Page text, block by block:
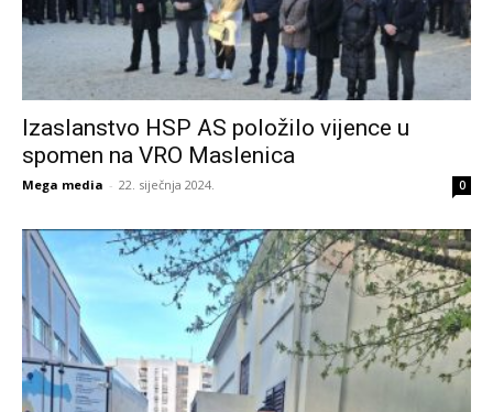
Izaslanstvo HSP AS položilo vijence u
spomen na VRO Maslenica
Mega media - 22. siječnja 2024. 0